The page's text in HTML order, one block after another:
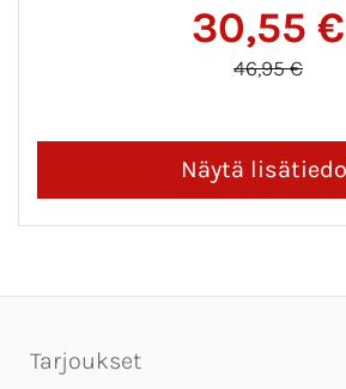
30,55 €
46,95 €
Tarjoukset